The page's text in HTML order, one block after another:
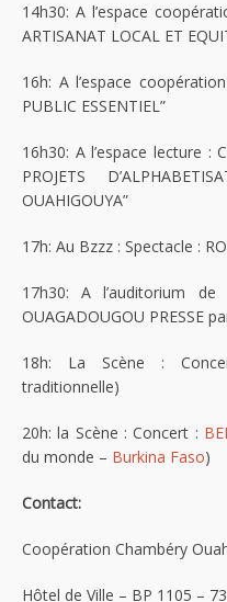
14h30: A l’espace
ARTISANAT LOCAL ET
16h: A l’espace
PUBLIC ESSENTIEL”
16h30: A l’espace lecture :
PROJETS
OUAHIGOUYA”
17h: Au Bzzz : Spectacle :
17h30: A l’auditorium
OUAGADOUGOU PRESSE
18h: La Scène :
traditionnelle)
20h: la Scène : Concert :
du monde – Burkina Faso)
Contact:
Coopération Chambéry
Hôtel de Ville – BP 1105 –